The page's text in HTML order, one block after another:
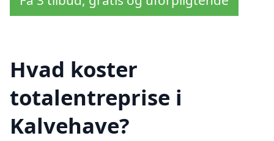
Hvad koster
totalentreprise i
Kalvehave?